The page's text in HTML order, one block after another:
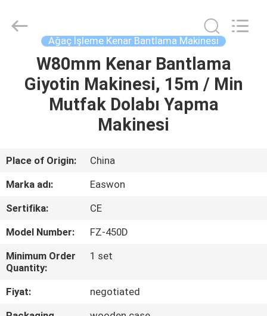
ÜRÜN:%
HAKKIMIZDA
TURU
KALITE
KONTROL
Export
Ağaç İşleme Kenar Bantlama Makinesi
W80mm Kenar Bantlama
Giyotin Makinesi, 15m / Min
Mutfak Dolabı Yapma
Makinesi
Place of Origin:
China
Marka adı:
Easwon
Sertifika:
CE
Model Number:
FZ-450D
Minimum Order
Quantity:
1 set
Fiyat:
negotiated